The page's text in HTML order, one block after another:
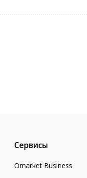
Сервисы
Omarket Business